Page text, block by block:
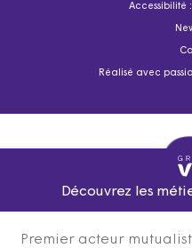
Réalisé avec
Découvrez les
Premier acteur